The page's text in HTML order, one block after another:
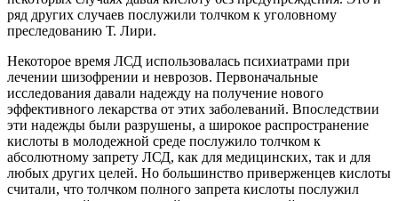
ряд других случаев послужили толчком к уголовному
преследованию Т. Лири.
Некоторое время ЛСД использовалась психиатрами при
лечении шизофрении и неврозов. Первоначальные
исследования давали надежду на получение нового
эффективного лекарства от этих заболеваний. Впоследствии
эти надежды были разрушены, а широкое распространение
кислоты в молодежной среде послужило толчком к
абсолютному запрету ЛСД, как для медицинских, так и для
любых других целей. Но большинство приверженцев кислоты
считали, что толчком полного запрета кислоты послужил